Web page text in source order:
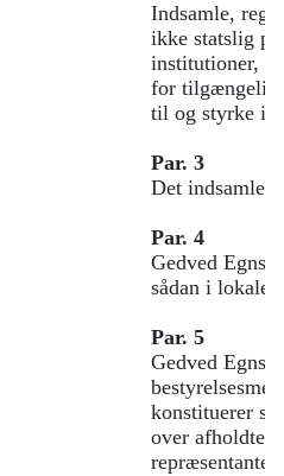
Indsamle,
ikke statslig
institutioner,
for
til og styrke
Par. 3
Det
Par. 4
Gedved
sådan i lokale,
Par. 5
Gedved
konstituerer
over afholdte